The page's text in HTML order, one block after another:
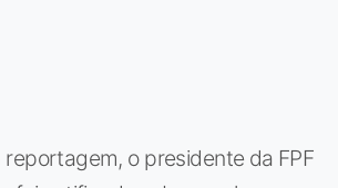
o presidente da FPF